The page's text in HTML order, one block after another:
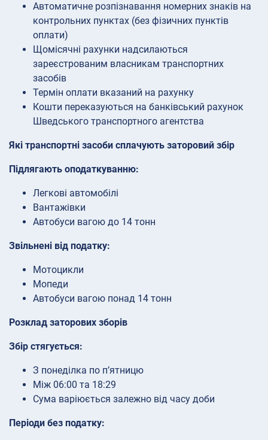
Автоматичне розпізнавання номерних знаків на
контрольних пунктах (без фізичних пунктів
оплати)
Щомісячні рахунки надсилаються
зареєстрованим власникам транспортних
засобів
Термін оплати вказаний на рахунку
Кошти переказуються на банківський рахунок
Шведського транспортного агентства
Які транспортні засоби сплачують заторовий збір
Підлягають оподаткуванню:
Легкові автомобілі
Вантажівки
Автобуси вагою до 14 тонн
Звільнені від податку:
Мотоцикли
Мопеди
Автобуси вагою понад 14 тонн
Розклад заторових зборів
Збір стягується:
З понеділка по п’ятницю
Між 06:00 та 18:29
Сума варіюється залежно від часу доби
Періоди без податку: